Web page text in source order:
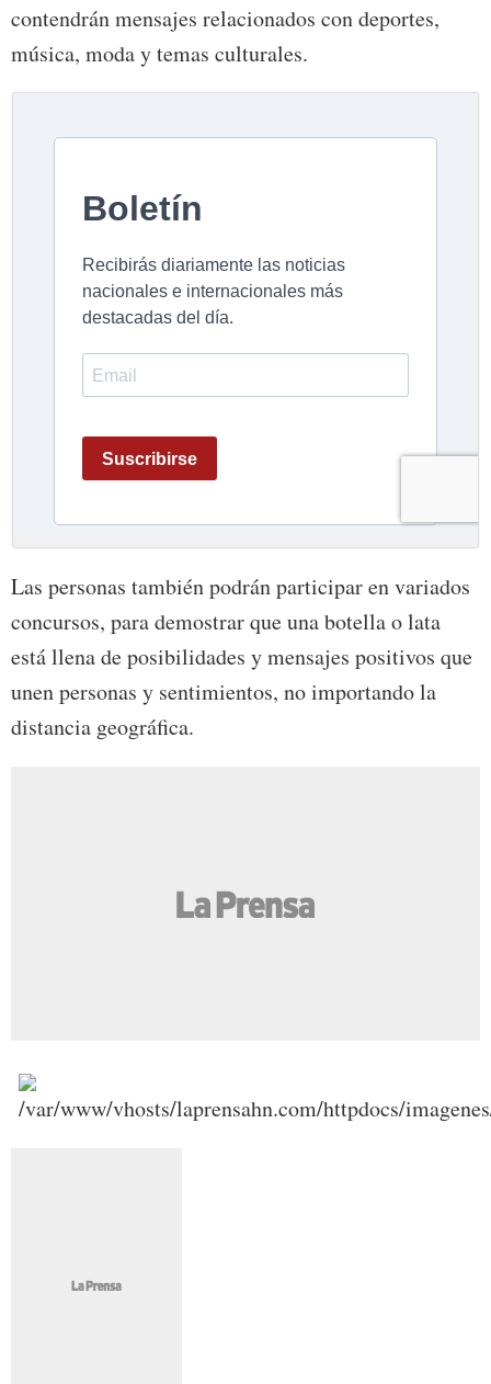
contendrán mensajes relacionados con deportes,
música, moda y temas culturales.
Las personas también podrán participar en variados
concursos, para demostrar que una botella o lata
está llena de posibilidades y mensajes positivos que
unen personas y sentimientos, no importando la
distancia geográfica.